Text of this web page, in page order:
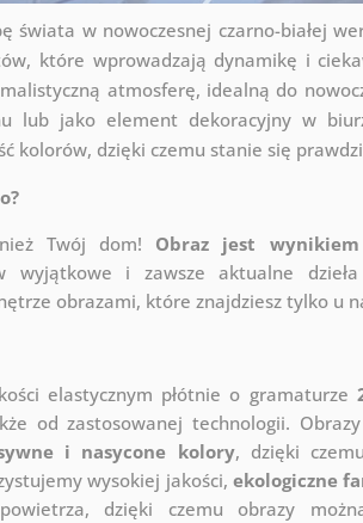
świata w nowoczesnej czarno-białej
które wprowadzają dynamikę i
atmosferę, idealną do
lub jako element dekoracyjny w
kolorów, dzięki czemu stanie się
Twój dom! Obraz jest
wyjątkowe i zawsze aktualne
obrazami, które znajdziesz tylko u
elastycznym płótnie o gramaturze
od zastosowanej technologii.
i nasycone kolory, dzięki
wysokiej jakości, ekologiczne
dzięki czemu obrazy